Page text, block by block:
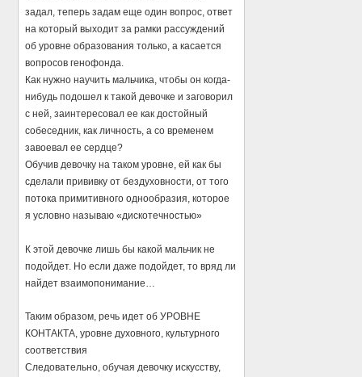
задал, теперь задам еще один вопрос, ответ
на который выходит за рамки рассуждений
об уровне образования только, а касается
вопросов генофонда.
Как нужно научить мальчика, чтобы он когда-
нибудь подошел к такой девочке и заговорил
с ней, заинтересовал ее как достойный
собеседник, как личность, а со временем
завоевал ее сердце?
Обучив девочку на таком уровне, ей как бы
сделали прививку от бездуховности, от того
потока примитивного однообразия, которое
я условно называю «дискотечностью»
К этой девочке лишь бы какой мальчик не
подойдет. Но если даже подойдет, то вряд ли
найдет взаимопонимание…
Таким образом, речь идет об УРОВНЕ
КОНТАКТА, уровне духовного, культурного
соответствия
Следовательно, обучая девочку искусству,